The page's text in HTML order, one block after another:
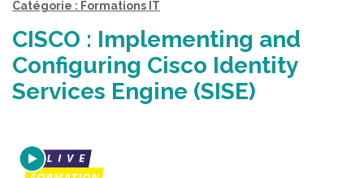
Catégorie : Formations IT
CISCO : Implementing and
Configuring Cisco Identity
Services Engine (SISE)